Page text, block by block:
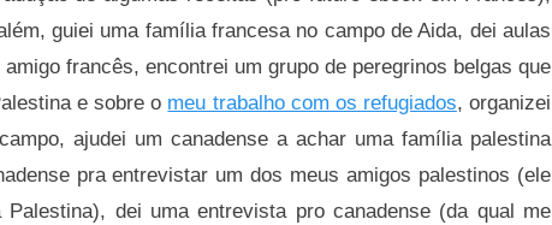
guiei uma família francesa no campo de Aida, dei aulas
francês, encontrei um grupo de peregrinos belgas que
e sobre o meu trabalho com os refugiados, organizei
ajudei um canadense a achar uma família palestina
pra entrevistar um dos meus amigos palestinos (ele
dei uma entrevista pro canadense (da qual me